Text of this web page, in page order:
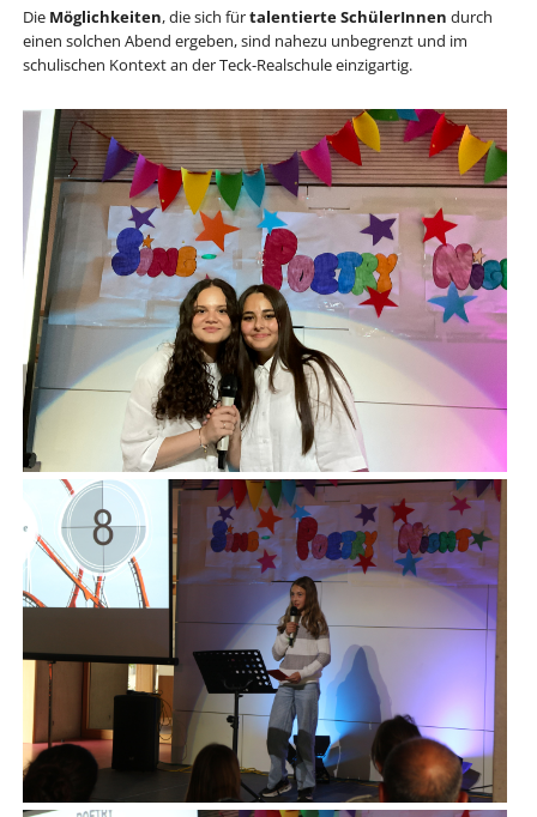
Die Möglichkeiten, die sich fürtalentierte SchülerInnen durch
einen solchen Abend ergeben, sind nahezu unbegrenzt und im
schulischen Kontext an der Teck-Realschule einzigartig.